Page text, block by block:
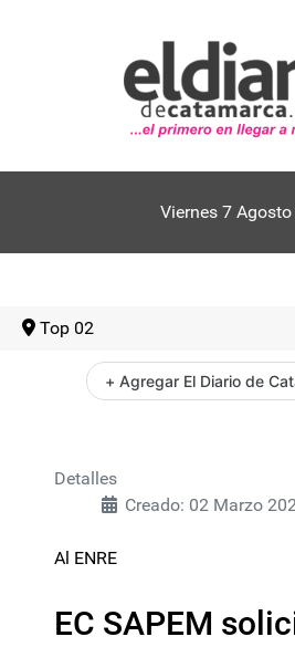
Viernes 7
Top 02
+ Agregar El Diario de
Detalles
Creado: 02 Marzo
Al ENRE
EC SAPEM